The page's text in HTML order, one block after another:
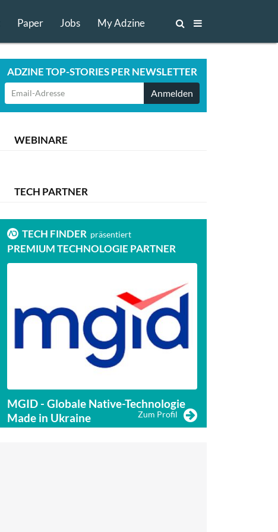
Paper Jobs My Adzine
ADZINE TOP-STORIES PER NEWSLETTER
Anmelden
WEBINARE
TECH PARTNER
TECH FINDER präsentiert
PREMIUM TECHNOLOGIE PARTNER
MGID - Globale Native-Technologie
Made in Ukraine
Zum Profil